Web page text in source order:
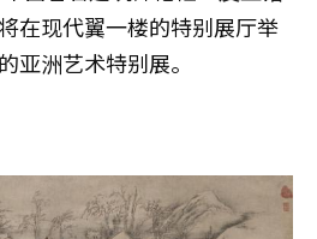
在现代翼一楼的特别展厅举
亚洲艺术特别展。